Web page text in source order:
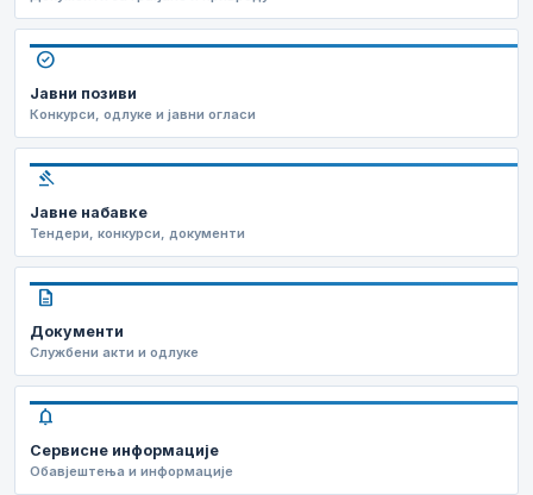
check_circle
Јавни позиви
Конкурси, одлуке и јавни огласи
gavel
Јавне набавке
Тендери, конкурси, документи
description
Документи
Службени акти и одлуке
notifications
Сервисне информације
Обавјештења и информације